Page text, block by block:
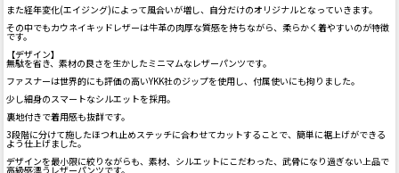
また経年変化(エイジング)によって風合いが増し、自分だけのオリジナルとなっていきます。
その中でもカウネイキッドレザーは牛革の肉厚な質感を持ちながら、柔らかく着やすいのが特徴
です。
【デザイン】
無駄を省き、素材の良さを生かしたミニマムなレザーパンツです。
ファスナーは世界的にも評価の高いYKK社のジップを使用し、付属使いにも拘りました。
少し細身のスマートなシルエットを採用。
裏地付きで着用感も抜群です。
3段階に分けて施したほつれ止めステッチに合わせてカットすることで、簡単に裾上げができる
よう仕上げました。
デザインを最小限に絞りながらも、素材、シルエットにこだわった、武骨になり過ぎない上品で
高級感漂うレザーパンツです。